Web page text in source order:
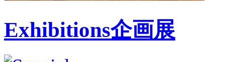
Exhibitions企画展